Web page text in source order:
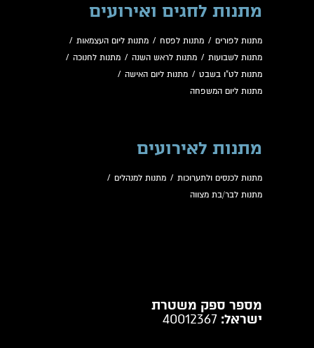
מתנות לחגים ואירועים
מתנות לפורים / מתנות לפסח / מתנות ליום העצמאות /
מתנות לשבועות / מתנות לראש השנה / מתנות לחנוכה /
מתנות לט"ו בשבט / מתנות ליום האישה /
מתנות ליום המשפחה
מתנות לאירועים
מתנות לכנסים ולתערוכות / מתנות למנהלים /
מתנות לבר/בת מצווה
מספר ספק משטרת
ישראל: